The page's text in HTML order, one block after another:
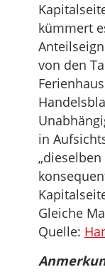
kümmert
von den
in
Gleiche
Quelle: